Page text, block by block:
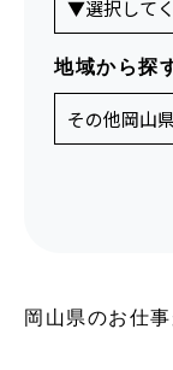
地域から探
岡山県のお仕